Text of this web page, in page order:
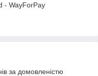
- WayForPay
за домовленістю